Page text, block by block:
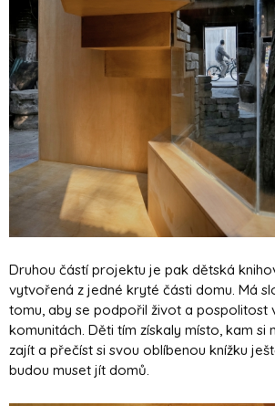
Druhou částí projektu je pak dětská
vytvořená z jedné kryté části domu. Má
tomu, aby se podpořil život a pospolitost
komunitách. Děti tím získaly místo, kam si
zajít a přečíst si svou oblíbenou knížku
budou muset jít domů.